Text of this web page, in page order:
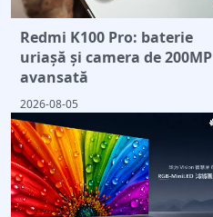
Redmi K100 Pro: baterie
uriașă și camera de 200MP
avansată
2026-08-05